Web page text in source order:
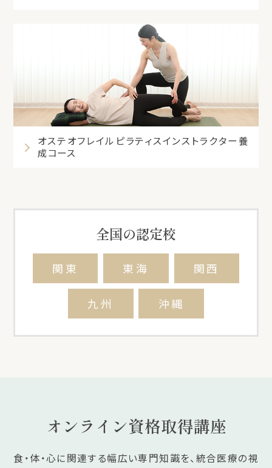
オステオフレイルピラティスインストラクター養
成コース
全国の認定校
関東 東海 関西
九州 沖縄
オンライン資格取得講座
食・体・心に関連する幅広い専門知識を、統合医療の視